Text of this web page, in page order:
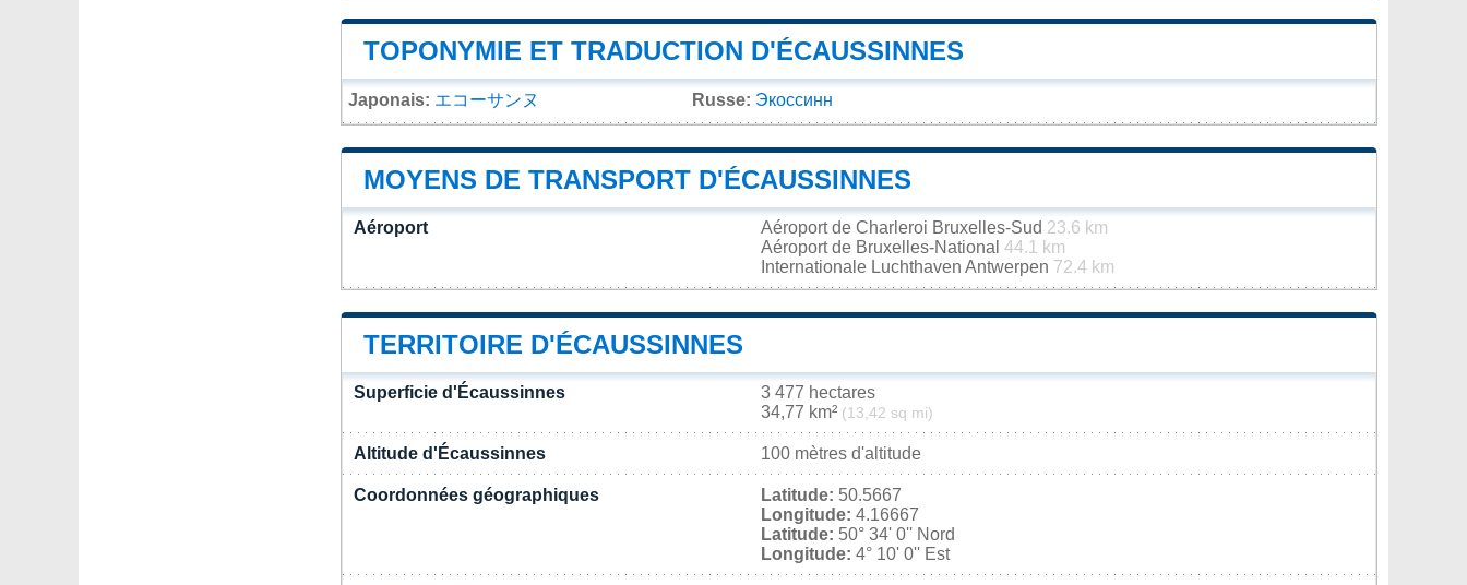
TOPONYMIE ET TRADUCTION D'ÉCAUSSINNES
Japonais: エコーサンヌ Russe: Экоссинн
MOYENS DE TRANSPORT D'ÉCAUSSINNES
Aéroport Aéroport de Charleroi Bruxelles-Sud 23.6 km
Aéroport de Bruxelles-National 44.1 km
Internationale Luchthaven Antwerpen 72.4 km
TERRITOIRE D'ÉCAUSSINNES
Superficie d'Écaussinnes
3 477 hectares
34,77 km² (13,42 sq mi)
Altitude d'Écaussinnes 100 mètres d'altitude
Coordonnées géographiques Latitude: 50.5667
Longitude: 4.16667
Latitude: 50° 34' 0'' Nord
Longitude: 4° 10' 0'' Est